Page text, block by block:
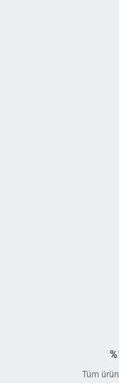
Tüm